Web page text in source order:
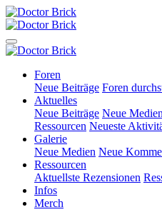
Foren
Neue Beiträge Foren
Aktuelles
Neue Beiträge Neue Medien
Ressourcen Neueste
Galerie
Neue Medien Neue
Ressourcen
Aktuellste Rezensionen
Infos
Merch